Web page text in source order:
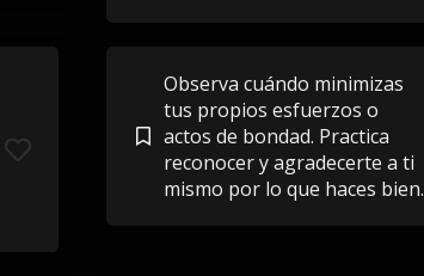
Observa cuándo minimizas
tus propios esfuerzos o
actos de bondad. Practica
reconocer y agradecerte a ti
mismo por lo que haces bien.